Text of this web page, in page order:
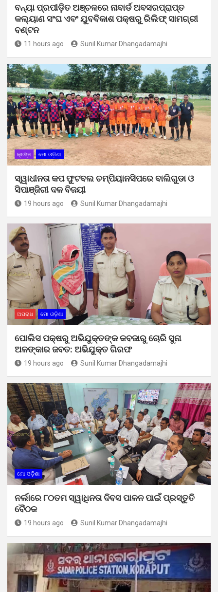
ବନ୍ୟା ପ୍ରପୀଡ଼ିତ ଅଞ୍ଚଳରେ ନାବାର୍ଡ ଅବସରପ୍ରାପ୍ତ
କଲ୍ୟାଣ ସଂଘ ଏବଂ ଯୁବବିକାଶ ପକ୍ଷରୁ ରିଲିଫ୍ ସାମଗ୍ରୀ
ବଣ୍ଟନ
11 hours ago Sunil Kumar Dhangadamajhi
କ୍ରୀଡ଼ା ମୋ ଓଡ଼ିଶା
ସ୍ୱାଧୀନତା କପ ଫୁଟବଲ ଚମ୍ପିୟାନସିପରେ ବାଲିଗୁଡା ଓ
ସିପାଞ୍ଜିରୀ ଦଳ ବିଜୟୀ
19 hours ago Sunil Kumar Dhangadamajhi
ଅପରାଧ ମୋ ଓଡ଼ିଶା
ପୋଲିସ ପକ୍ଷରୁ ଅଭିଯୁକ୍ତଙ୍କ କବଜାରୁ ଚୋରି ସୁନା
ଅଳଙ୍କାର ଜବତ: ଅଭିଯୁକ୍ତ ଗିରଫ
19 hours ago Sunil Kumar Dhangadamajhi
ମୋ ଓଡ଼ିଶା
ନର୍ଲାରେ ୮୦ତମ ସ୍ୱାଧିନତା ଦିବସ ପାଳନ ପାଇଁ ପ୍ରସ୍ତୁତି
ବୈଠକ
19 hours ago Sunil Kumar Dhangadamajhi